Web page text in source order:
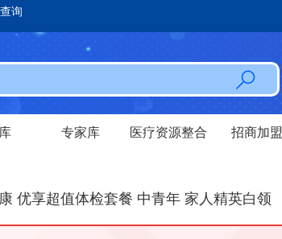
询
专家库 医疗资源整合 招商加盟
优享超值体检套餐 中青年 家人精英白领